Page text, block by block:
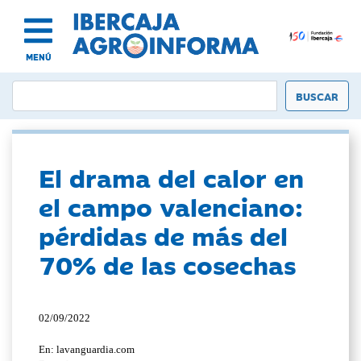
MENÚ
El drama del calor en
el campo valenciano:
pérdidas de más del
70% de las cosechas
02/09/2022
En: lavanguardia.com